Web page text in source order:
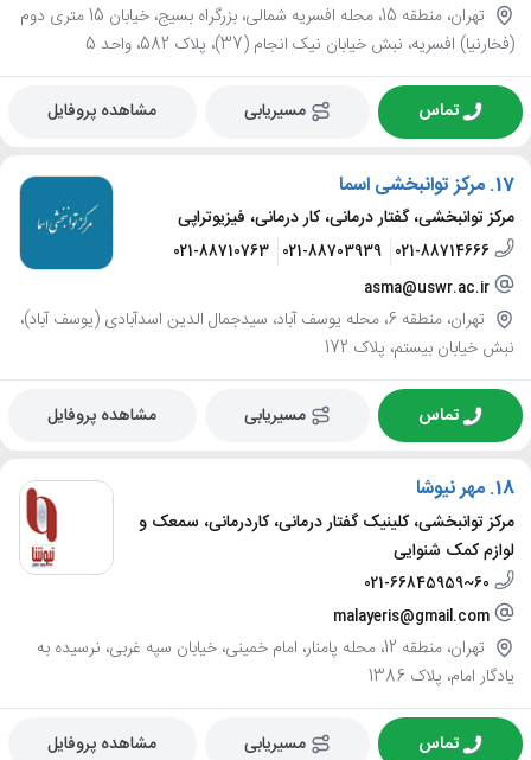
تهران، منطقه 15، محله افسریه شمالی، بزرگراه بسیج، خیابان 15 متری دوم
(فخارنیا) افسریه، نبش خیابان نیک انجام (37)، پلاک 582، واحد 5
تماس مسیریابی مشاهده پروفایل
17. مرکز توانبخشی اسما
مرکز توانبخشی، گفتار درمانی، کار درمانی، فیزیوتراپی
021-88714666
021-88703939
021-88710763
asma@uswr.ac.ir
تهران، منطقه 6، محله یوسف آباد، سیدجمال الدین اسدآبادی (یوسف آباد)،
نبش خیابان بیستم، پلاک 172
تماس مسیریابی مشاهده پروفایل
18. مهر نیوشا
مرکز توانبخشی، کلینیک گفتار درمانی، کاردرمانی، سمعک و
لوازم کمک شنوایی
021-66845959~60
malayeris@gmail.com
تهران، منطقه 12، محله پامنار، امام خمینی، خیابان سپه غربی، نرسیده به
یادگار امام، پلاک 1386
تماس مسیریابی مشاهده پروفایل